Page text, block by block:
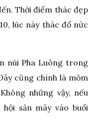
Thời điểm thác đẹp
lúc này thác đổ nức
núi Pha Luông trong
cũng chính là mỏm
những vậy, nếu
săn mây vào buổi